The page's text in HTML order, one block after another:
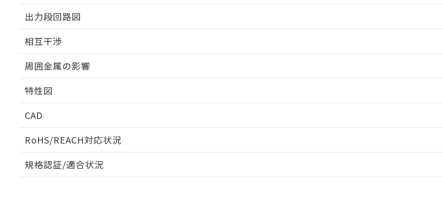
出力段回路図
相互干渉
周囲金属の影響
特性図
CAD
RoHS/REACH対応状況
EU RoHS 注意事項・凡例
規格認証/適合状況